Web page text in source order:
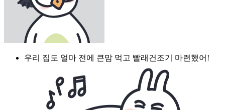
우리 집도 얼마 전에 큰맘 먹고 빨래건조기 마련했어!